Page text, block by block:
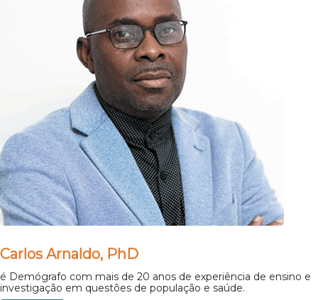
Carlos Arnaldo, PhD
é Demógrafo com mais de 20 anos de experiência de ensino e
investigação em questões de população e saúde.